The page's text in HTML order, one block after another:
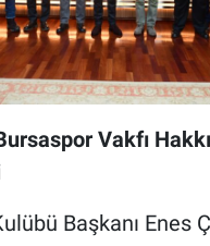
Vakfı
Başkanı Enes